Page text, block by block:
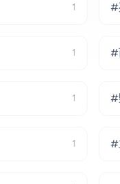
1 #
1 #
1 #
1 #